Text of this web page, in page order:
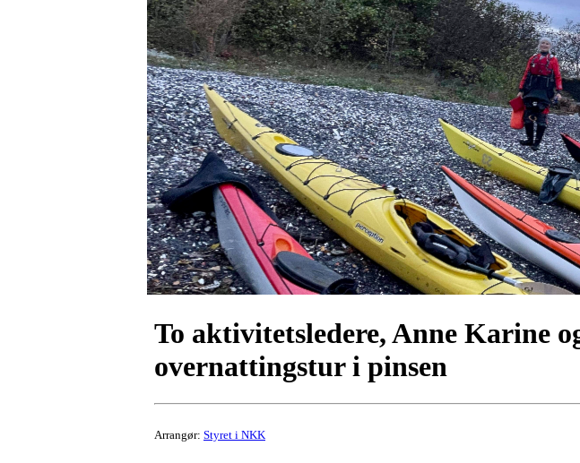
To aktivitetsledere, Anne Karine
overnattingstur i pinsen
Arrangør: Styret i NKK